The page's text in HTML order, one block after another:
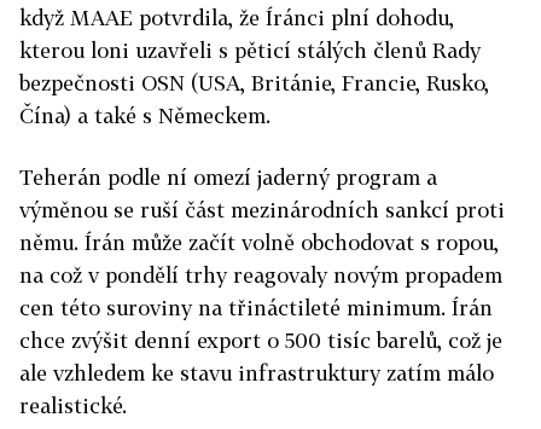
když MAAE potvrdila, že Íránci plní dohodu,
kterou loni uzavřeli s pěticí stálých členů Rady
bezpečnosti OSN (USA, Británie, Francie, Rusko,
Čína) a také s Německem.
Teherán podle ní omezí jaderný program a
výměnou se ruší část mezinárodních sankcí proti
němu. Írán může začít volně obchodovat s ropou,
na což v pondělí trhy reagovaly novým propadem
cen této suroviny na třináctileté minimum. Írán
chce zvýšit denní export o 500 tisíc barelů, což je
ale vzhledem ke stavu infrastruktury zatím málo
realistické.